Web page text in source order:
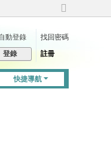
切
到
動登錄
找回密碼
登錄 註冊
快捷導航